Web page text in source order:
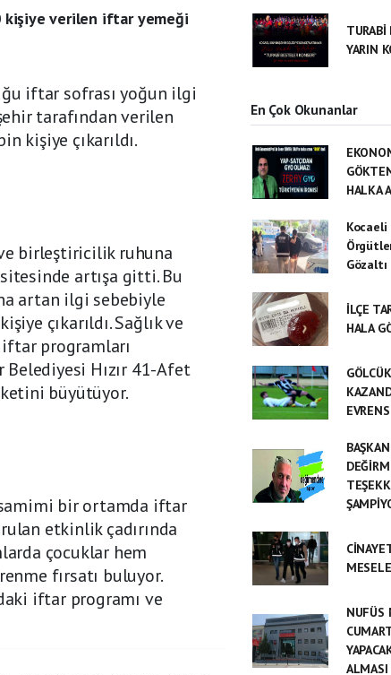
kişiye verilen iftar yemeği
iftar sofrası yoğun ilgi
tarafından verilen
kişiye çıkarıldı.
birleştiricilik ruhuna
artışa gitti. Bu
artan ilgi sebebiyle
çıkarıldı. Sağlık ve
iftar programları
Hızır 41-Afet
büyütüyor.
samimi bir ortamda iftar
etkinlik çadırında
çocuklar hem
fırsatı buluyor.
iftar programı ve
TURABİ
YARIN
En Çok Okunanlar
HALKA
Kocaeli
Gözaltı
İLÇE
HALA
NUFÜS
ALMASI